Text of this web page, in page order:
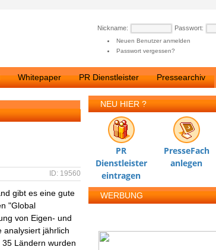
Nickname: Passwort:
Neuen Benutzer anmelden
Passwort vergessen?
Whitepaper PR Dienstleister Pressearchiv
ID: 19560
gibt es eine gute
"Global
von Eigen- und
analysiert jährlich
Ländern wurden
NEU HIER ?
PR
Dienstleister
eintragen
PresseFach
anlegen
WERBUNG